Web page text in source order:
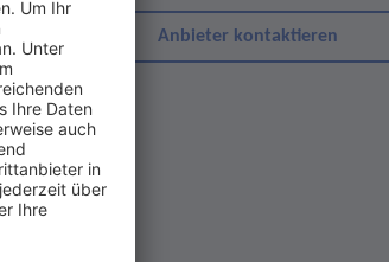
Anbieter kontaktieren